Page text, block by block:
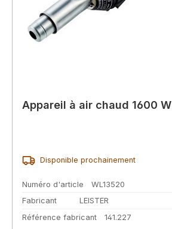
Appareil à air chaud 1600 W
Disponible prochainement
Numéro d'article
WL13520
Fabricant
LEISTER
Référence fabricant
141.227